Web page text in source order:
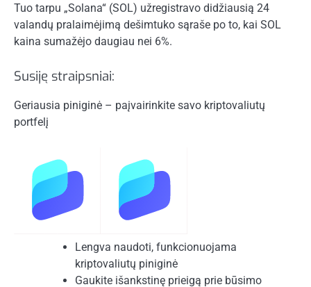
Tuo tarpu „Solana“ (SOL) užregistravo didžiausią 24
valandų pralaimėjimą dešimtuko sąraše po to, kai SOL
kaina sumažėjo daugiau nei 6%.
Susiję straipsniai:
Geriausia piniginė – paįvairinkite savo kriptovaliutų
portfelį
Lengva naudoti, funkcionuojama
kriptovaliutų piniginė
Gaukite išankstinę prieigą prie būsimo